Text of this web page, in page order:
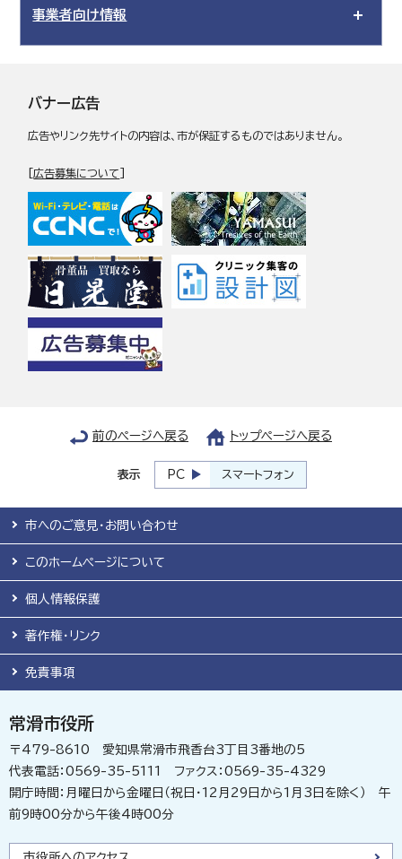
事業者向け情報
バナー広告
広告やリンク先サイトの内容は、市が保証するものではありません。
[広告募集について
前のページへ戻る トップページへ戻る
表示 PC スマートフォン
市へのご意見・お問い合わせ
このホームページについて
個人情報保護
著作権・リンク
免責事項
常滑市役所
〒479-8610 愛知県常滑市飛香台3丁目3番地の5
代表電話：0569-35-5111 ファクス：0569-35-4329
開庁時間：月曜日から金曜日（祝日・12月29日から1月3日を除く） 午
前9時00分から午後4時00分